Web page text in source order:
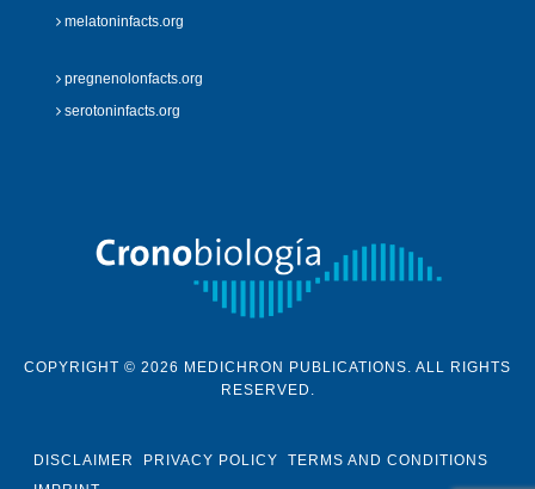
melatoninfacts.org
pregnenolonfacts.org
serotoninfacts.org
COPYRIGHT © 2026 MEDICHRON PUBLICATIONS. ALL RIGHTS
RESERVED.
DISCLAIMER PRIVACY POLICY
TERMS AND CONDITIONS